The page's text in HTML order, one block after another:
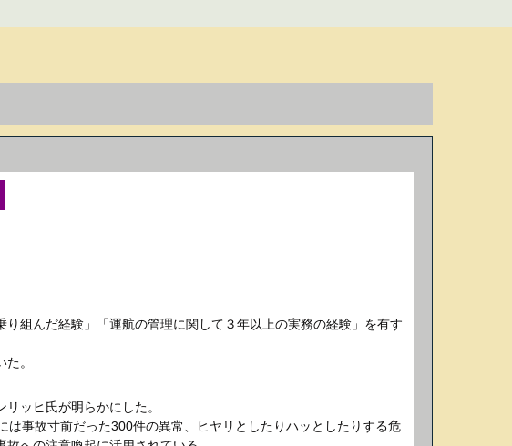
組んだ経験」「運航の管理に関して３年以上の実務の経験」を有す
。
ッヒ氏が明らかにした。
事故寸前だった300件の異常、ヒヤリとしたりハッとしたりする危